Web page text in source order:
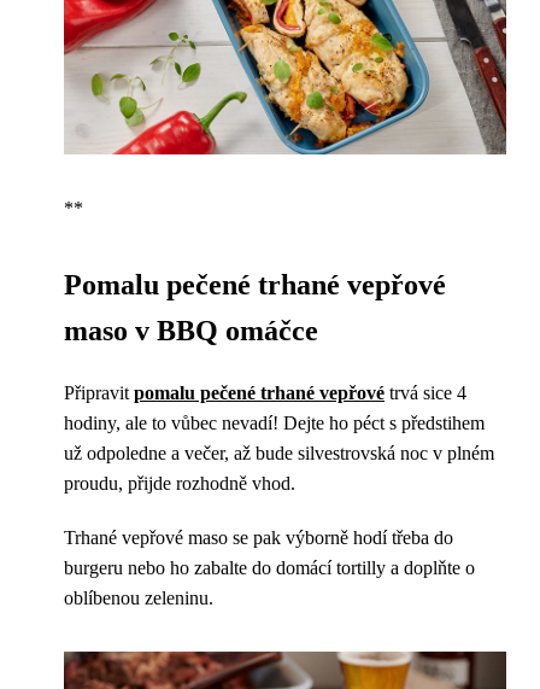
**
Pomalu pečené trhané vepřové
maso v BBQ omáčce
Připravit pomalu pečené trhané vepřové trvá sice 4
hodiny, ale to vůbec nevadí! Dejte ho péct s předstihem
už odpoledne a večer, až bude silvestrovská noc v plném
proudu, přijde rozhodně vhod.
Trhané vepřové maso se pak výborně hodí třeba do
burgeru nebo ho zabalte do domácí tortilly a doplňte o
oblíbenou zeleninu.